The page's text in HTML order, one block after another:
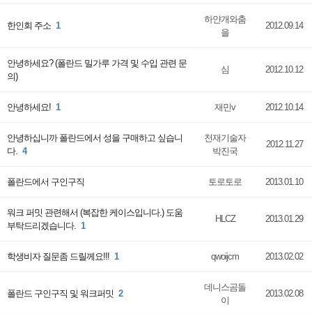
한인회 주소 1
하얀개와춤
을
2012.09.14
안녕하세요? (폴란드 밀가루 가격 및 수입 관련 문
의)
심 2012.10.12
안녕하세요! 1 재민v 2012.10.14
안녕하십니까 폴란드에서 성을 구매하고 싶습니
다. 4
천재기술자
박진국
2012.11.27
폴란드에서 구인구직 토로토로 2013.01.10
워크 퍼밋 관련해서 (복잡한 케이스입니다.) 도움
부탁드리겠습니다. 1
HLCZ 2013.01.29
학생비자 질문좀 드릴께요!!! 1 qwoijcm 2013.02.02
폴란드 구인구직 및 워크퍼밋 2
데니스곰돌
이
2013.02.08